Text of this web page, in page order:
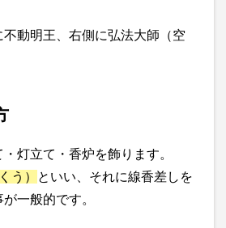
動明王、右側に弘法大師（空
灯立て・香炉を飾ります。
う）
といい、それに線香差しを
一般的です。